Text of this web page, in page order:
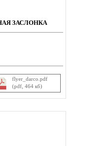
ЗАСЛОНКА
flyer_darco.pdf
(pdf, 464 кб)